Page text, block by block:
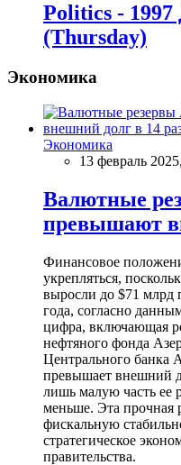
Politics - 1997
(Thursday)
Экономика
Экономика
13 февраль
Валютные
превышают
Финансовое
укрепляться,
выросли до $71 млрд
года, согласно
цифра, включающая
нефтяного фонда
Центрального банка
превышает внешний
лишь малую часть ее
меньше. Эта прочная
фискальную
стратегическое
правительства.